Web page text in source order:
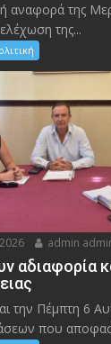
αναφορά της
της...
admin
αδιαφορία
την Πέμπτη 6
που